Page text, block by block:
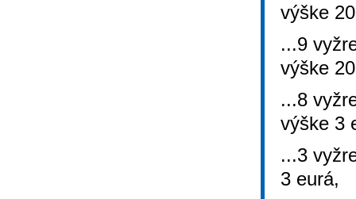
výške
...9
výške
...8
výške 3
...3
3 eurá,